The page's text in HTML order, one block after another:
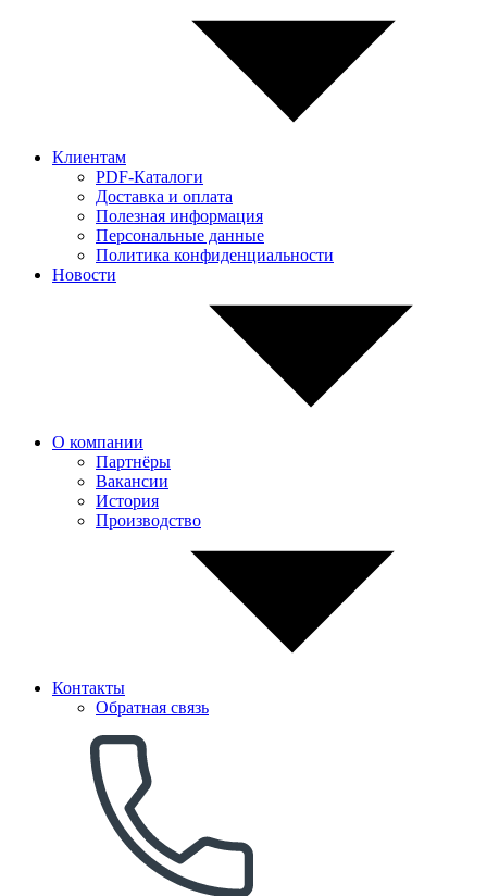
Клиентам
PDF-Каталоги
Доставка и оплата
Полезная информация
Персональные данные
Политика конфиденциальности
Новости
О компании
Партнёры
Вакансии
История
Производство
Контакты
Обратная связь